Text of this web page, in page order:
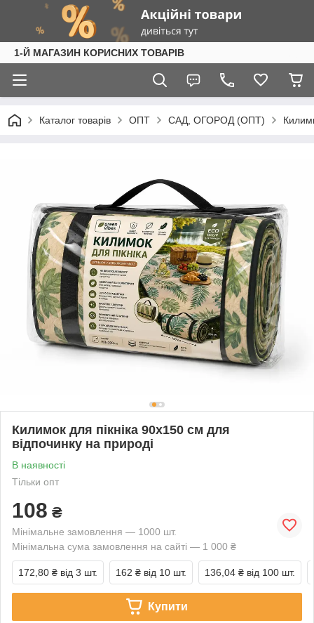
1-Й МАГАЗИН КОРИСНИХ ТОВАРІВ
Каталог товарів ОПТ САД, ОГОРОД (ОПТ)
Килимок для пікніка 90x150 см для
відпочинку на природі
В наявності
Тільки опт
108 ₴
Мінімальне замовлення — 1000 шт.
Мінімальна сума замовлення на сайті — 1 000 ₴
172,80 ₴ від 3 шт. 162 ₴ від 10 шт. 136,04 ₴ від 100 шт.
Купити